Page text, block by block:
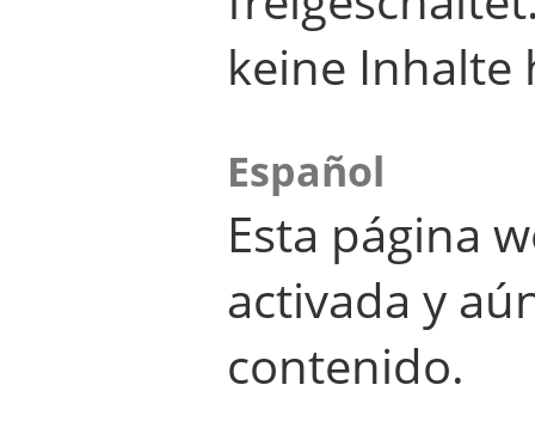
keine Inhalte
Español
Esta página
activada y
contenido.